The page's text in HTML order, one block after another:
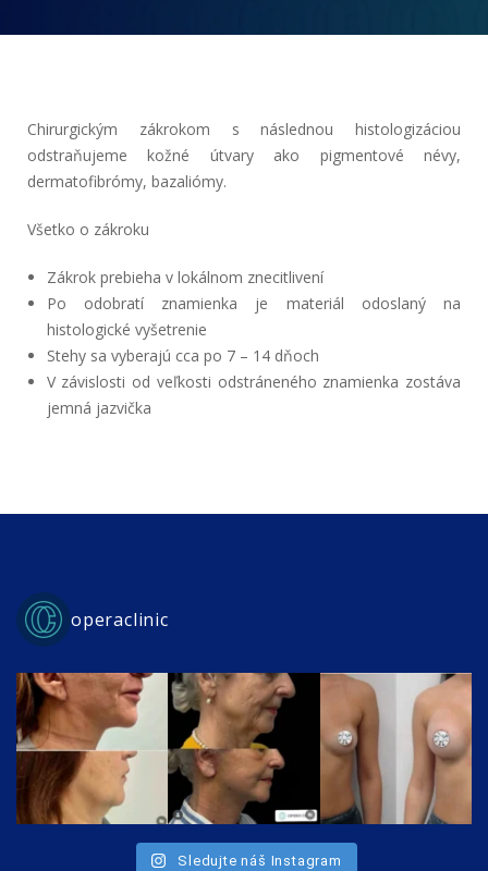
Chirurgickým zákrokom s následnou histologizáciou
odstraňujeme kožné útvary ako pigmentové névy,
dermatofibrómy, bazaliómy.
Všetko o zákroku
Zákrok prebieha v lokálnom znecitlivení
Po odobratí znamienka je materiál odoslaný na
histologické vyšetrenie
Stehy sa vyberajú cca po 7 – 14 dňoch
V závislosti od veľkosti odstráneného znamienka zostáva
jemná jazvička
operaclinic
Sledujte náš Instagram